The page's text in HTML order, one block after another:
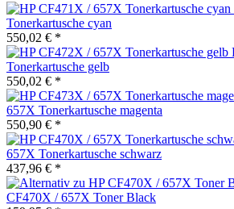
Tonerkartusche cyan
550,02 € *
Tonerkartusche gelb
550,02 € *
657X Tonerkartusche magenta
550,90 € *
657X Tonerkartusche schwarz
437,96 € *
CF470X / 657X Toner Black